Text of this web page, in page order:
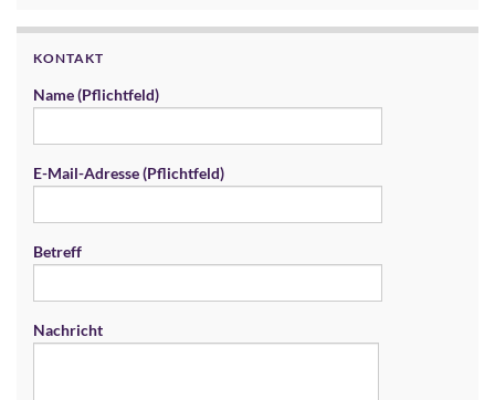
KONTAKT
Name (Pflichtfeld)
E-Mail-Adresse (Pflichtfeld)
Betreff
Nachricht